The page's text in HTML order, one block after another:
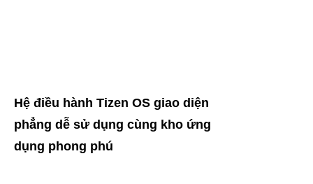
Hệ điều hành Tizen OS giao diện
phẳng dễ sử dụng cùng kho ứng
dụng phong phú